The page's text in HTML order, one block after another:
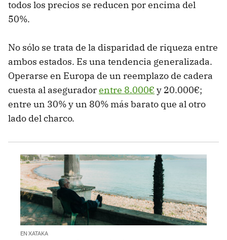
todos los precios se reducen por encima del
50%.
No sólo se trata de la disparidad de riqueza entre
ambos estados. Es una tendencia generalizada.
Operarse en Europa de un reemplazo de cadera
cuesta al aseguradorentre 8.000€ y 20.000€;
entre un 30% y un 80% más barato que al otro
lado del charco.
EN XATAKA